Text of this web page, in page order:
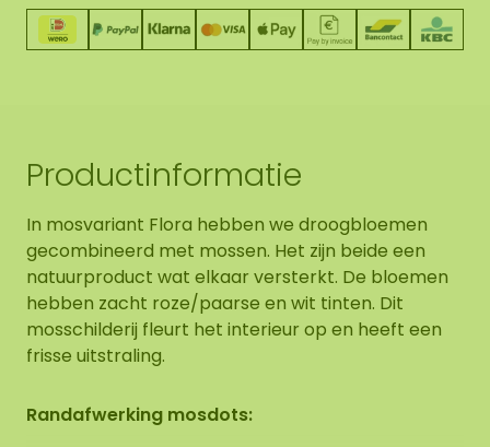
Productinformatie
In mosvariant Flora hebben we droogbloemen
gecombineerd met mossen. Het zijn beide een
natuurproduct wat elkaar versterkt. De bloemen
hebben zacht roze/paarse en wit tinten. Dit
mosschilderij fleurt het interieur op en heeft een
frisse uitstraling.
Randafwerking mosdots: